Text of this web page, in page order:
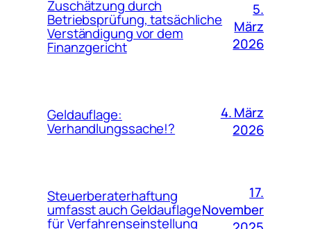
Zuschätzung durch
Betriebsprüfung, tatsächliche
Verständigung vor dem
Finanzgericht
5.
März
2026
Geldauflage:
Verhandlungssache!?
4. März
2026
Steuerberaterhaftung
umfasst auch Geldauflage
für Verfahrenseinstellung
17.
November